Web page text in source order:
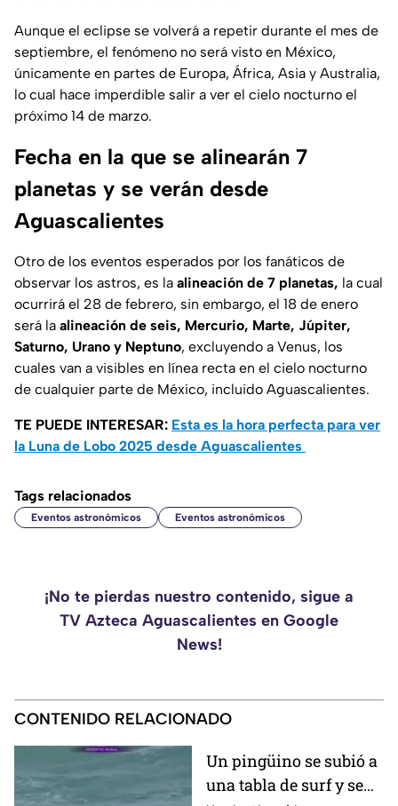
Aunque el eclipse se volverá a repetir durante el mes de
septiembre, el fenómeno no será visto en México,
únicamente en partes de Europa, África, Asia y Australia,
lo cual hace imperdible salir a ver el cielo nocturno el
próximo 14 de marzo.
Fecha en la que se alinearán 7
planetas y se verán desde
Aguascalientes
Otro de los eventos esperados por los fanáticos de
observar los astros, es la alineación de 7 planetas, la cual
ocurrirá el 28 de febrero, sin embargo, el 18 de enero
será la alineación de seis, Mercurio, Marte, Júpiter,
Saturno, Urano y Neptuno, excluyendo a Venus, los
cuales van a visibles en línea recta en el cielo nocturno
de cualquier parte de México, incluido Aguascalientes.
TE PUEDE INTERESAR: Esta es la hora perfecta para ver
la Luna de Lobo 2025 desde Aguascalientes
Tags relacionados
Eventos astronómicos Eventos astronómicos
¡No te pierdas nuestro contenido, sigue a
TV Azteca Aguascalientes en Google
News!
CONTENIDO RELACIONADO
Un pingüino se subió a
una tabla de surf y se